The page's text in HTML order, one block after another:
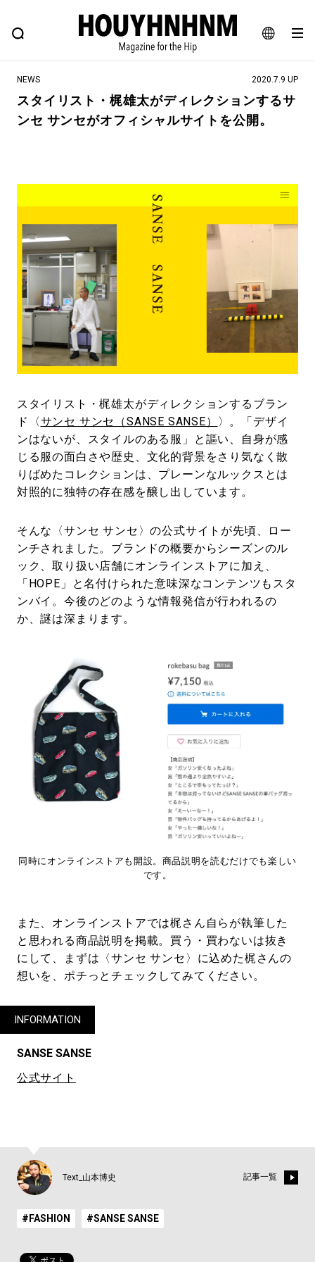
JA
EN
FEATURE BLOG SNAP
ヒップなファッション、カルチャー、ライフスタイルWEBマガジン
#マイナーグッド図鑑
#路地裏てぃーん。 #MONTHLY JOURNAL
#GH 銘品の所以 #フイナムのYouTube
#Commune H #FOCUS IT
#ととけん #FASHION #MOVIE
#LIFESTYLE #SNEAKER #OUTDOOR
#SPORTS #HANDSOME HANDBOOK
NEWS 2020.7.9 UP
スタイリスト・梶雄太がディレクションするサ
ンセ サンセがオフィシャルサイトを公開。
スタイリスト・梶雄太がディレクションするブラン
ド〈サンセ サンセ（SANSE SANSE）
〉。「デザイ
ンはないが、スタイルのある服」と謳い、自身が感
じる服の面白さや歴史、文化的背景をさり気なく散
りばめたコレクションは、プレーンなルックスとは
対照的に独特の存在感を醸し出しています。
そんな〈サンセ サンセ〉の公式サイトが先頃、ロー
ンチされました。ブランドの概要からシーズンのル
ック、取り扱い店舗にオンラインストアに加え、
「HOPE」と名付けられた意味深なコンテンツもスタ
ンバイ。今後のどのような情報発信が行われるの
か、謎は深まります。
同時にオンラインストアも開設。商品説明を読むだけでも楽しい
です。
また、オンラインストアでは梶さん自らが執筆した
と思われる商品説明を掲載。買う・買わないは抜き
にして、まずは〈サンセ サンセ〉に込めた梶さんの
想いを、ポチっとチェックしてみてください。
INFORMATION
SANSE SANSE
公式サイト
Text_山本博史 記事一覧
#FASHION #SANSE SANSE